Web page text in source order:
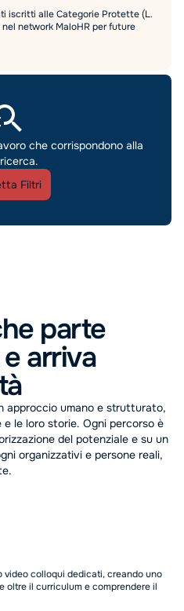
iscritti alle Categorie Protette (L.
network MaloHR per future
che corrispondono alla
Filtri
parte
arriva
approccio umano e strutturato,
le loro storie. Ogni percorso è
del potenziale e su un
organizzativi e persone reali,
video colloqui dedicati, creando uno
oltre il curriculum e comprendere il